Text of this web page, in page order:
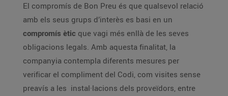
El compromís de Bon Preu és que qualsevol relació
amb els seus grups d’interès es basi en un
compromís ètic que vagi més enllà de les seves
obligacions legals. Amb aquesta finalitat, la
companyia contempla diferents mesures per
verificar el compliment del Codi, com visites sense
preavís a les instal·lacions dels proveïdors, entre